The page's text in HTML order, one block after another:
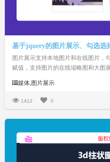
基于jquery的图片展示、勾选选
图片展示支持本地图片和在线图片，
赋值，支持图片的在线缩略图和大图
媒体,图片展示
1412 0